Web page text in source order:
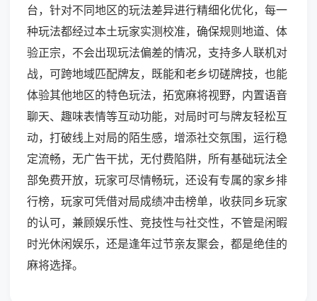
台，针对不同地区的玩法差异进行精细化优化，每一
种玩法都经过本土玩家实测校准，确保规则地道、体
验正宗，不会出现玩法偏差的情况，支持多人联机对
战，可跨地域匹配牌友，既能和老乡切磋牌技，也能
体验其他地区的特色玩法，拓宽麻将视野，内置语音
聊天、趣味表情等互动功能，对局时可与牌友轻松互
动，打破线上对局的陌生感，增添社交氛围，运行稳
定流畅，无广告干扰，无付费陷阱，所有基础玩法全
部免费开放，玩家可尽情畅玩，还设有专属的家乡排
行榜，玩家可凭借对局成绩冲击榜单，收获同乡玩家
的认可，兼顾娱乐性、竞技性与社交性，不管是闲暇
时光休闲娱乐，还是逢年过节亲友聚会，都是绝佳的
麻将选择。